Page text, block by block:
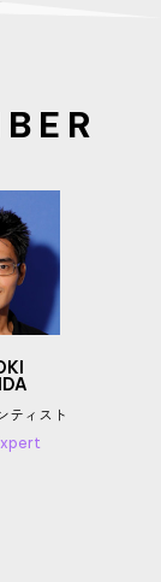
ティスト